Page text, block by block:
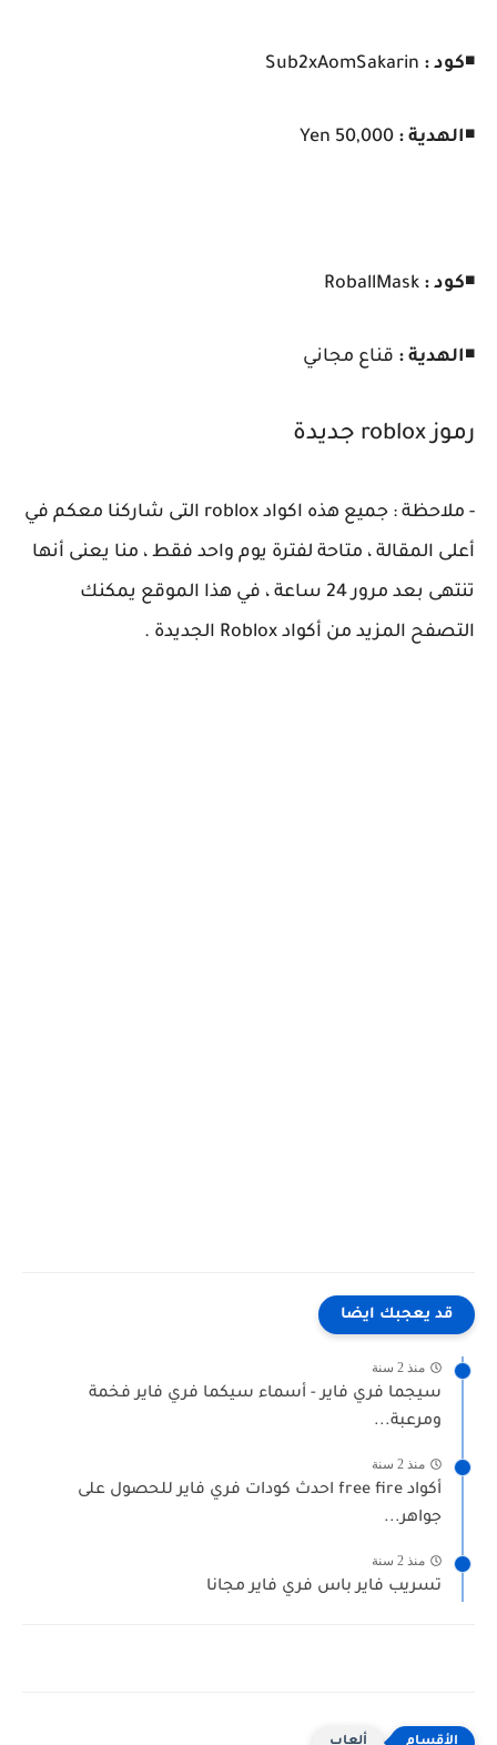
◾كود :
◾الهدية :
◾كود :
◾الهدية : قناع مجاني
رموز roblox جديدة
- ملاحظة : جميع هذه اكواد roblox التى شاركنا معكم في
أعلى المقالة ، متاحة لفترة يوم واحد فقط ، منا يعنى أنها
تنتهى بعد مرور 24 ساعة ، في هذا الموقع يمكنك
التصفح المزيد من أكواد Roblox الجديدة .
قد يعجبك ايضا
منذ 2 سنة
سيجما فري فاير - أسماء سيكما فري فاير فخمة
ومرعبة...
منذ 2 سنة
أكواد free fire احدث كودات فري فاير للحصول على
جواهر...
منذ 2 سنة
تسريب فاير باس فري فاير مجانا